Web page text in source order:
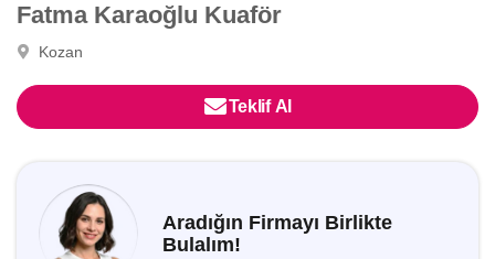
Fatma Karaoğlu Kuaför
Kozan
Teklif Al
Aradığın Firmayı Birlikte
Bulalım!